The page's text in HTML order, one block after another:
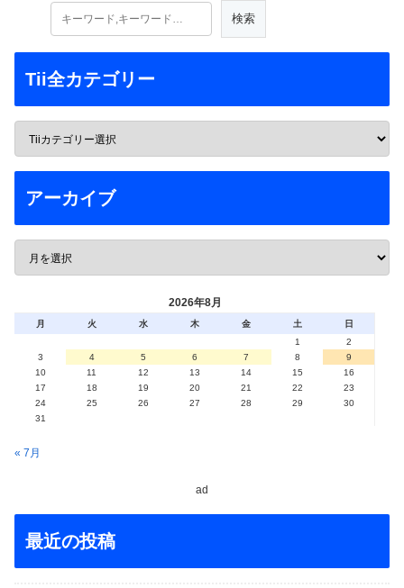
Tii全カテゴリー
アーカイブ
2026年8月
月 火 水 木 金 土
日
1
2
3
4 5 6 7 8
9
10
11 12 13 14 15
16
17
18 19 20 21 22
23
24
25 26 27 28 29
30
31
« 7月
ad
最近の投稿